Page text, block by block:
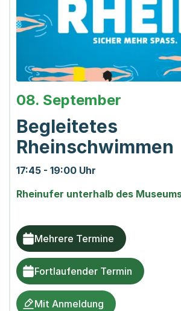
Begleitetes
Rheinschwimmen
08. September
17:45 - 19:00 Uhr
Rheinufer unterhalb des
Mehrere Termine
Fortlaufender Termin
Mit Anmeldung